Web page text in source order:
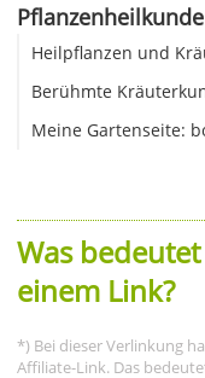
Pflanzenheilkunde
Heilpflanzen und
Berühmte
Meine Gartenseite:
Was
einem Link?
*) Bei dieser Verlinkung
Affiliate-Link. Das